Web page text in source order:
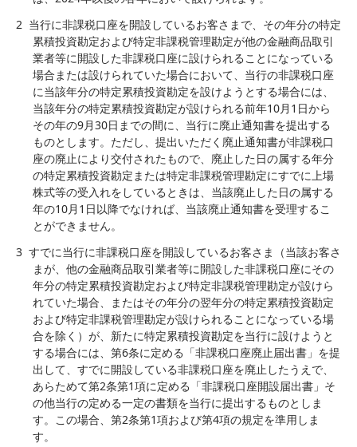
2 当行に非課税口座を開設しているお客さまで、その年分の特定
累積投資勘定および特定非課税管理勘定が他の金融商品取引
業者等に開設した非課税口座に設けられることになっている
場合または設けられていた場合において、当行の非課税口座
に当該年分の特定累積投資勘定を設けようとする場合には、
当該年分の特定累積投資勘定が設けられる前年10月1日から
その年の9月30日までの間に、当行に廃止通知書を提出する
ものとします。ただし、提出いただく廃止通知書が非課税口
座の廃止により交付されたもので、廃止した日の属する年分
の特定累積投資勘定または特定非課税管理勘定にすでに上場
株式等の受入れをしているときは、当該廃止した日の属する
年の10月1日以降でなければ、当該廃止通知書を受理するこ
とができません。
3 すでに当行に非課税口座を開設しているお客さま（当該お客さ
まが、他の金融商品取引業者等に開設した非課税口座にその
年分の特定累積投資勘定および特定非課税管理勘定が設けら
れていた場合、またはその年分の翌年分の特定累積投資勘定
および特定非課税管理勘定が設けられることになっている場
合を除く）が、新たに特定累積投資勘定を当行に設けようと
する場合には、第6条に定める「非課税口座廃止届出書」を提
出して、すでに開設している非課税口座を廃止したうえで、
あらためて第2条第1項に定める「非課税口座開設届出書」そ
の他当行の定める一定の書類を当行に提出するものとしま
す。この場合、第2条第1項および第4項の規定を準用しま
す。